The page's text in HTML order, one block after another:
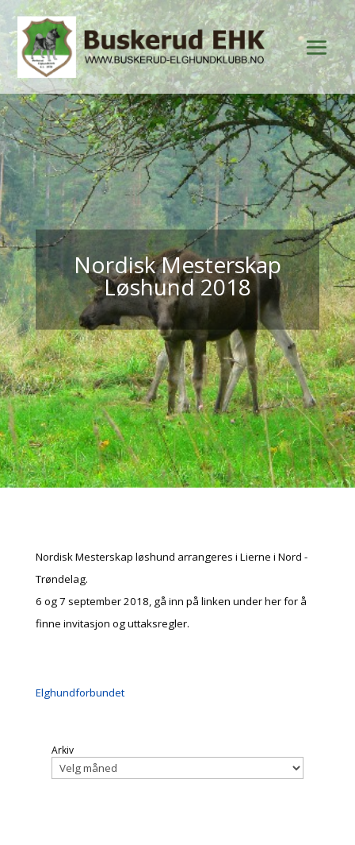
Nordisk Mesterskap
Løshund 2018
Nordisk Mesterskap løshund arrangeres i Lierne i Nord -
Trøndelag.
6 og 7 september 2018, gå inn på linken under her for å
finne invitasjon og uttaksregler.
Elghundforbundet
Arkiv